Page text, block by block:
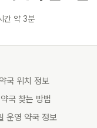
간 약 3분
국 위치 정보
국 찾는 방법
운영 약국 정보